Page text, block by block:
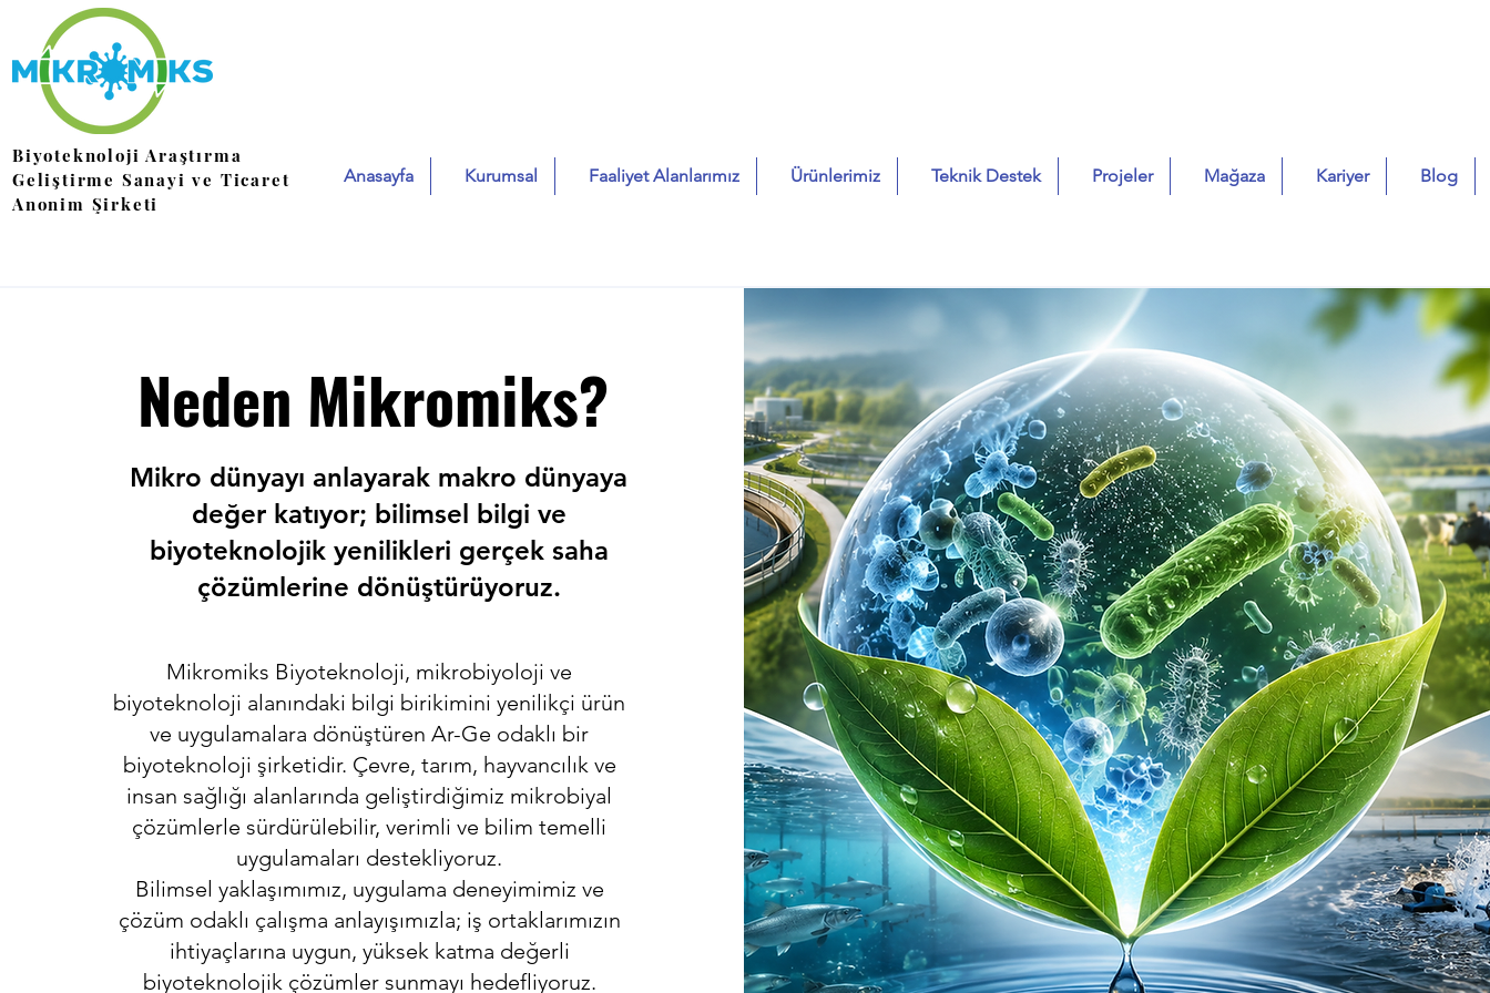
Biyoteknoloji Araştırma
Geliştirme Sanayi ve Ticaret
Anonim Şirketi
Anasayfa Kurumsal Faaliyet Alanlarımız Ürünlerimiz Teknik Destek Projeler Mağaza Kariyer Blog
Neden Mikromiks?
Mikro dünyayı anlayarak makro dünyaya
değer katıyor; bilimsel bilgi ve
biyoteknolojik yenilikleri gerçek saha
çözümlerine dönüştürüyoruz.
Mikromiks Biyoteknoloji, mikrobiyoloji ve
biyoteknoloji alanındaki bilgi birikimini yenilikçi ürün
ve uygulamalara dönüştüren Ar-Ge odaklı bir
biyoteknoloji şirketidir. Çevre, tarım, hayvancılık ve
insan sağlığı alanlarında geliştirdiğimiz mikrobiyal
çözümlerle sürdürülebilir, verimli ve bilim temelli
uygulamaları destekliyoruz.
Bilimsel yaklaşımımız, uygulama deneyimimiz ve
çözüm odaklı çalışma anlayışımızla; iş ortaklarımızın
ihtiyaçlarına uygun, yüksek katma değerli
biyoteknolojik çözümler sunmayı hedefliyoruz.